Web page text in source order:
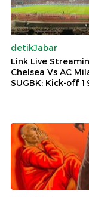
detikJabar
Link Live
Chelsea Vs AC
SUGBK: Kick-off